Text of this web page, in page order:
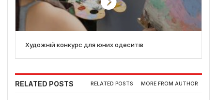
Художній конкурс для юних одеситів
RELATED POSTS RELATED POSTS MORE FROM AUTHOR